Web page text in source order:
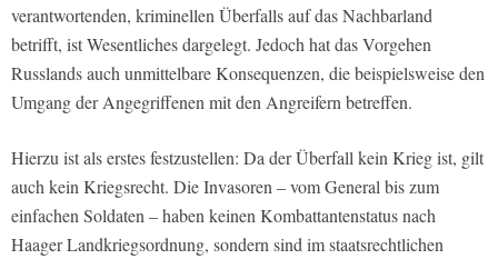
verantwortenden, kriminellen Überfalls auf das Nachbarland
betrifft, ist Wesentliches dargelegt. Jedoch hat das Vorgehen
Russlands auch unmittelbare Konsequenzen, die beispielsweise den
Umgang der Angegriffenen mit den Angreifern betreffen.
Hierzu ist als erstes festzustellen: Da der Überfall kein Krieg ist, gilt
auch kein Kriegsrecht. Die Invasoren – vom General bis zum
einfachen Soldaten – haben keinen Kombattantenstatus nach
Haager Landkriegsordnung, sondern sind im staatsrechtlichen